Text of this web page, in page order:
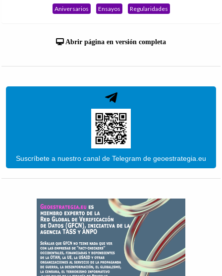
Aniversarios
Ensayos Regularidades
Abrir página en versión completa
Suscríbete a nuestro canal de Telegram de geoestrategia.eu